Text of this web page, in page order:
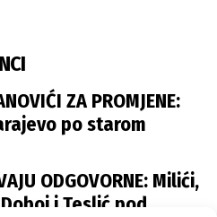
ZA PROMJENE:
po starom
ODGOVORNE: Milići,
i Teslić pod